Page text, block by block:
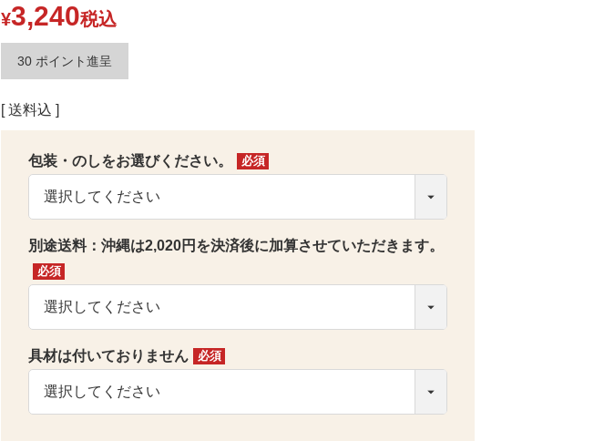
¥3,240税込
30 ポイント進呈
送料込
包装・のしをお選びください。
別途送料：沖縄は2,020円を決済後に加算させていただきます。
須)
具材は付いておりません